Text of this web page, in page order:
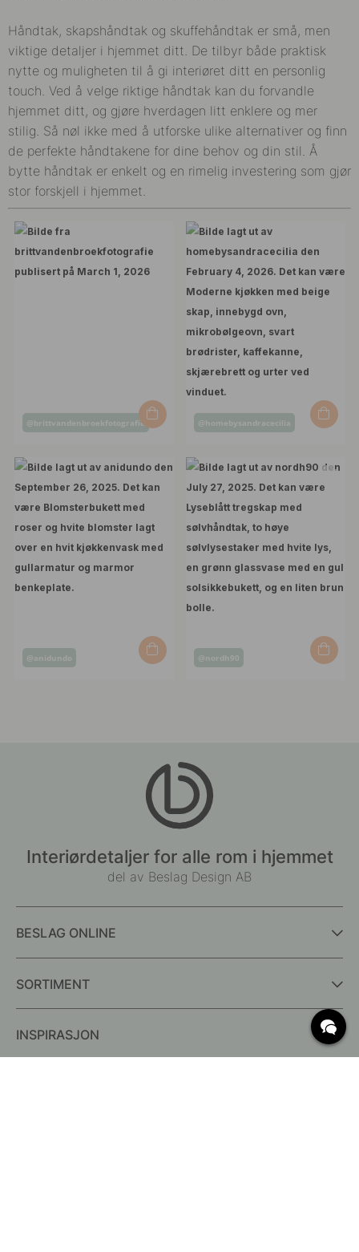
Håndtak, skapshåndtak og skuffehåndtak er små, men
viktige detaljer i hjemmet ditt. De tilbyr både praktisk
nytte og muligheten til å gi interiøret ditt en personlig
touch. Ved å velge riktige håndtak kan du forvandle
hjemmet ditt, og gjøre hverdagen litt enklere og mer
stilig. Så nøl ikke med å utforske ulike alternativer og finn
de perfekte håndtakene for dine behov og din stil. Å
bytte håndtak er enkelt og en rimelig investering som gjør
stor forskjell i hjemmet.
Innlegg
av
@brittvandenbroekfotografie
Innlegg
av
@homebysandracecilia
Innlegg
@anidundo
Innlegg
@nordh90
Interiørdetaljer for alle rom i hjemmet
del av Beslag Design AB
BESLAG ONLINE
SORTIMENT
INSPIRASJON